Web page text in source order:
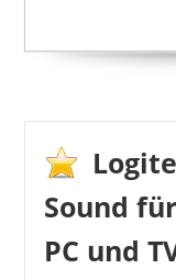
Sound
PC und